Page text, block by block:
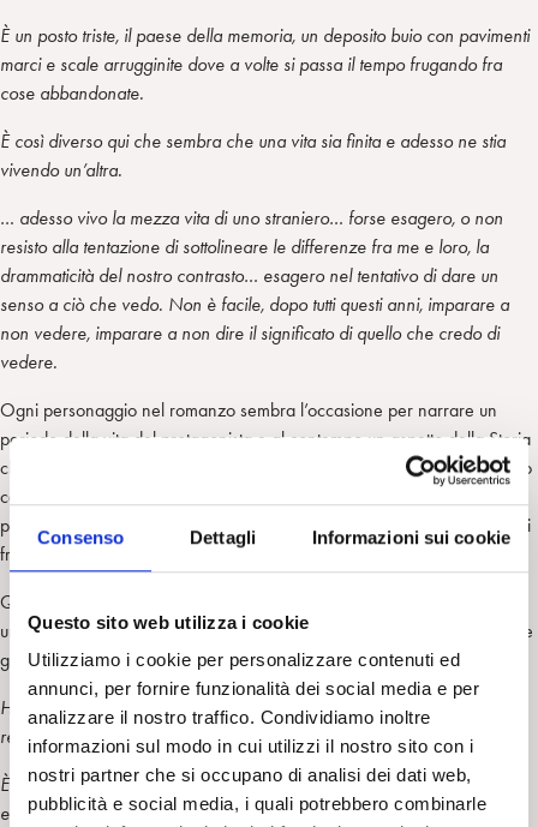
Consenso Dettagli Informazioni sui cookie
Questo sito web utilizza i cookie
Utilizziamo i cookie per personalizzare contenuti ed
annunci, per fornire funzionalità dei social media e per
analizzare il nostro traffico. Condividiamo inoltre
informazioni sul modo in cui utilizzi il nostro sito con i
nostri partner che si occupano di analisi dei dati web,
pubblicità e social media, i quali potrebbero combinarle
È un posto triste, il paese della memoria, un deposito buio con pavimenti
marci e scale arrugginite dove a volte si passa il tempo frugando fra
cose abbandonate.
È così diverso qui che sembra che una vita sia finita e adesso ne stia
vivendo un’altra.
… adesso vivo la mezza vita di uno straniero… forse esagero, o non
resisto alla tentazione di sottolineare le differenze fra me e loro, la
drammaticità del nostro contrasto… esagero nel tentativo di dare un
senso a ciò che vedo. Non è facile, dopo tutti questi anni, imparare a
non vedere, imparare a non dire il significato di quello che credo di
vedere.
Ogni personaggio nel romanzo sembra l’occasione per narrare un
periodo della vita del protagonista e al contempo un aspetto della Storia
che lo contiene. La giovane assistente sociale che prende a cuore il suo
caso lo fa pensare a sua figlia, riaprendogli nel cuore dolore, colpa e
piacere
E quando la ragazza gli procura un interprete, Saleh si trova di
fronte il figlio del suo acerrimo nemico.
Quel ritrovarsi è l’occasione di un viaggio nella memoria per entrambi,
un racconto che riattraversa le faide familiari, il potere e l’amore, i torti e
gli inganni, le pietose rivelazioni.
Ho il tempo sulle mani, sono nelle mani del tempo, per cui potrei anche
render conto di me. Prima o poi ci tocca farlo.
È difficile sapere con precisione in che modo le cose sono arrivate a
essere come sono… gli istanti mi scivolano fra le dita. Anche mentre li